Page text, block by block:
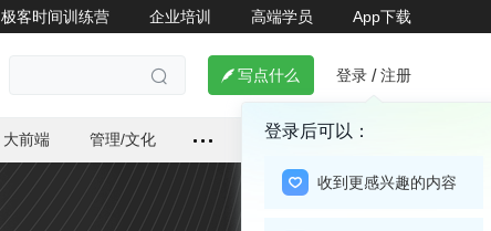
极客时间训练营 企业培训 高端学员 App下载
  写点什么 登录 / 注册
登录后可以：
收到更感兴趣的内容
大前端 管理/文化